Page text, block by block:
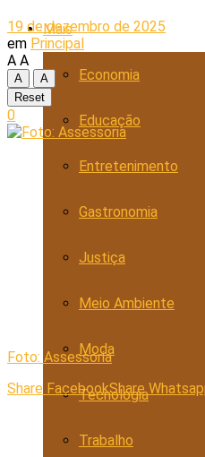
Mais
Economia
Educação
Entretenimento
Gastronomia
Justiça
Meio Ambiente
Moda
Tecnologia
Trabalho
19 de dezembro de 2025
em Principal
A A
A
A
Reset
0
Foto: Assessoria
Share FacebookShare